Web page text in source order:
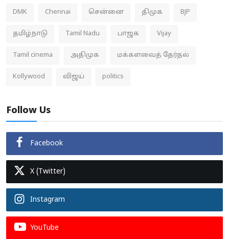
DMK Chennai சென்னை திமுக BJP
தமிழ்நாடு Tamil Nadu பாஜக Vijay
Tamil cinema அதிமுக மக்களவைத் தேர்தல்
Kollywood விஜய் politics
Follow Us
Facebook
X (Twitter)
Instagram
YouTube